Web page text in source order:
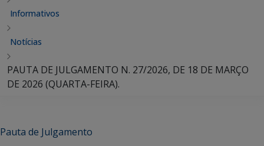
Informativos
Notícias
PAUTA DE JULGAMENTO N. 27/2026, DE 18 DE MARÇO
DE 2026 (QUARTA-FEIRA).
Pauta de Julgamento